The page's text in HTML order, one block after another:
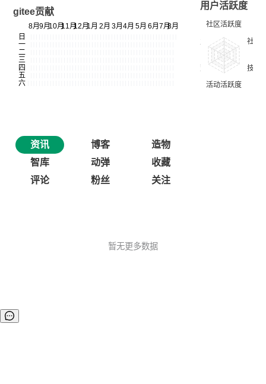
gitee贡献
用户活跃度
资讯 博客
造物
智库
动弹
收藏
评论
粉丝 关注
暂无更多数据